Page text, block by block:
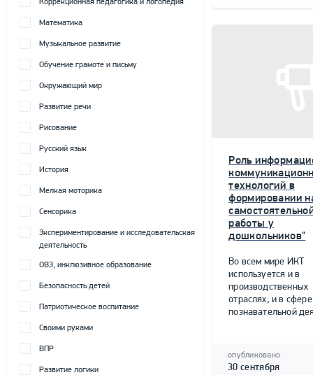
Коррекционная педагогика и логопедия
Математика
Музыкальное развитие
Обучение грамоте и письму
Окружающий мир
Развитие речи
Рисование
Русский язык
История
Мелкая моторика
Сенсорика
Экспериментирование и исследовательская
деятельность
ОВЗ, инклюзивное образование
Безопасность детей
Патриотическое воспитание
Своими руками
ВПР
Развитие логики
Роль
технологий в
формировании
работы у
дошкольников"
Во всем мире ИКТ
используется и в
производственных
отраслях, и в сфере
познавательной
опубликовано
30 сентября